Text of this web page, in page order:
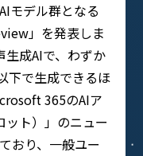
モデル群となる
」を発表しま
生成AIで、わずか
下で生成できるほ
365のAIア
ト）」のニュー
おり、一般ユー